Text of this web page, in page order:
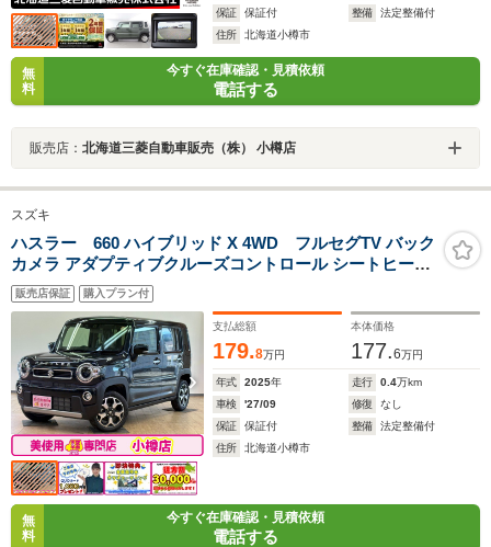
保証
保証付 整備
法定整備付
住所
北海道小樽市
無
料
今すぐ在庫確認・見積依頼
電話する
販売店： 北海道三菱自動車販売（株） 小樽店
スズキ
ハスラー 660 ハイブリッド X 4WD フルセグTV バック
カメラ アダプティブクルーズコントロール シートヒータ
ー LEDヘッドライト アイドリングストップ プッシュエン
ジンスタート ステアリングリモコン 電動格納ミラー
AAC ETC
販売店保証 購入プラン付
支払総額
179.8万円
本体価格
177.6万円
年式 2025年 走行 0.4万km
車検
'27/09 修復
なし
保証
保証付 整備
法定整備付
住所
北海道小樽市
無
料
今すぐ在庫確認・見積依頼
電話する